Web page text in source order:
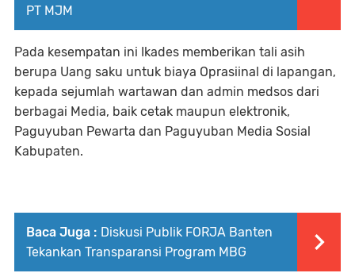
PT MJM
Pada kesempatan ini Ikades memberikan tali asih
berupa Uang saku untuk biaya Oprasiinal di lapangan,
kepada sejumlah wartawan dan admin medsos dari
berbagai Media, baik cetak maupun elektronik,
Paguyuban Pewarta dan Paguyuban Media Sosial
Kabupaten.
Baca Juga : Diskusi Publik FORJA Banten
Tekankan Transparansi Program MBG